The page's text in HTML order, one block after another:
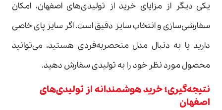
یکی دیگر از مزایای خرید از تولیدی‌های اصفهان، امکان
سفارشی‌سازی و انتخاب سایز دقیق است. اگر سایز پای خاصی
دارید یا به دنبال مدل منحصر‌به‌فردی هستید، می‌توانید
محصول مورد نظر خود را به تولیدی سفارش دهید.
نتیجه‌گیری؛ خرید هوشمندانه از تولیدی‌های
اصفهان